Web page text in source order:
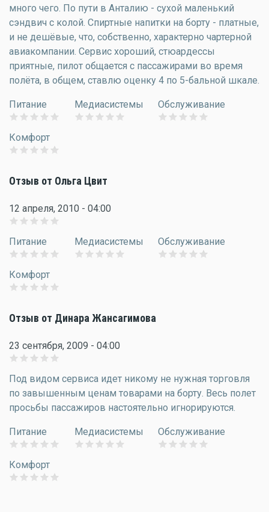
много чего. По пути в Анталию - сухой маленький
сэндвич с колой. Спиртные напитки на борту - платные,
и не дешёвые, что, собственно, характерно чартерной
авиакомпании. Сервис хороший, стюардессы
приятные, пилот общается с пассажирами во время
полёта, в общем, ставлю оценку 4 по 5-бальной шкале.
Питание Медиасистемы Обслуживание
Комфорт
Отзыв от Ольга Цвит
12 апреля, 2010 - 04:00
Питание Медиасистемы Обслуживание
Комфорт
Отзыв от Динара Жансагимова
23 сентября, 2009 - 04:00
Под видом сервиса идет никому не нужная торговля
по завышенным ценам товарами на борту. Весь полет
просьбы пассажиров настоятельно игнорируются.
Питание Медиасистемы Обслуживание
Комфорт